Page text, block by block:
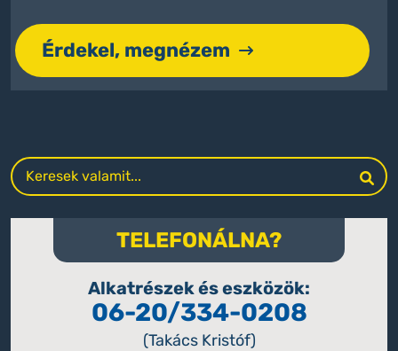
TELEFONÁLNA?
Alkatrészek és eszközök:
06-20/334-0208
(Takács Kristóf)
Érdekel, megnézem